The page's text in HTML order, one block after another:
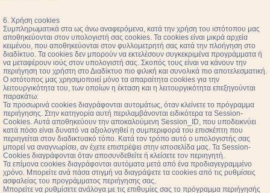
6. Χρήση cookies
Συμπληρωματικά στα ως άνω αναφερόμενα, κατά την χρήση του ιστότοπου μας
αποθηκεύονται στον υπολογιστή σας cookies. Τα cookies είναι μικρά αρχεία
κειμένου, που αποθηκεύονται στον φυλλομετρητή σας κατά την πλοήγηση στο
διαδίκτυο. Τα cookies δεν μπορούν να εκτελέσουν συγκεκριμένα προγράμματα ή
να μεταφέρουν ιούς στον υπολογιστή σας. Σκοπός τους είναι να κάνουν την
περιήγηση του χρήστη στο Διαδίκτυο πιο φιλική και συνολικά πιο αποτελεσματική.
Ο ιστότοπος μας χρησιμοποιεί μόνο τα απαραίτητα cookies για την
λειτουργικότητα του, των οποίων η έκταση και η λειτουργικότητα επεξηγούνται
παρακάτω:
Τα προσωρινά cookies διαγράφονται αυτομάτως, όταν κλείνετε το πρόγραμμα
περιήγησης. Στην κατηγορία αυτή περιλαμβάνονται ειδικότερα τα Session-
Cookies. Αυτά αποθηκεύουν την αποκαλούμενη Session_ID, που υποδεικνύει
κατά πόσο είναι δυνατό να αξιολογηθεί η συμπεριφορά του επισκέπτη που
περιηγείται στον διαδικτυακό τόπο. Κατά τον τρόπο αυτό ο υπολογιστής σας
μπορεί να αναγνωρίσει, αν έχετε επιστρέψει στην ιστοσελίδα μας. Τα Session-
Cookies διαγράφονται όταν αποσυνδεθείτε ή κλείσετε τον περιηγητή.
Τα επίμονα cookies διαγράφονται αυτόματα μετά από ένα προδιαγεγραμμένο
χρόνο. Μπορείτε ανά πάσα στιγμή να διαγράψετε τα cookies από τις ρυθμίσεις
ασφαλείας του προγράμματος περιήγησης σας.
Μπορείτε να ρυθμίσετε ανάλογα με τις επιθυμίες σας το πρόγραμμα περιήγησής